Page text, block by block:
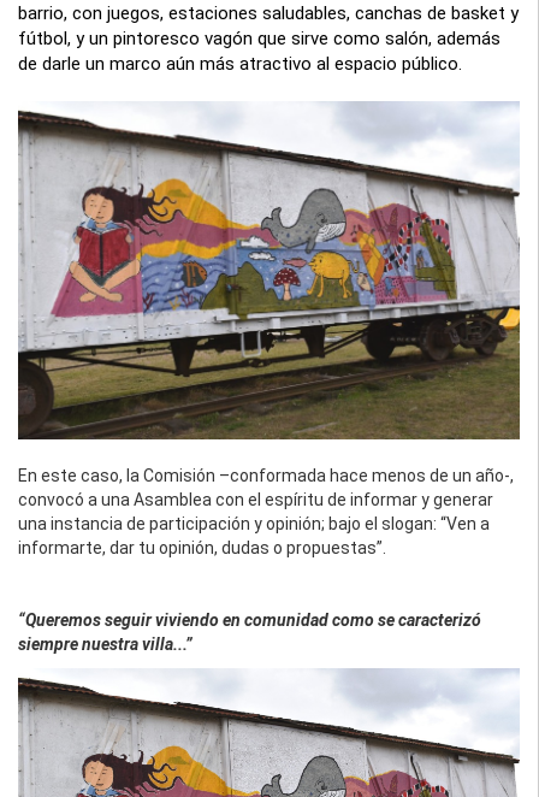
barrio, con juegos, estaciones saludables, canchas de basket y
fútbol, y un pintoresco vagón que sirve como salón, además
de darle un marco aún más atractivo al espacio público.
En este caso, la Comisión –conformada hace menos de un año-,
convocó a una Asamblea con el espíritu de informar y generar
una instancia de participación y opinión; bajo el slogan: “Ven a
informarte, dar tu opinión, dudas o propuestas”.
“Queremos seguir viviendo en comunidad como se caracterizó
siempre nuestra villa...”